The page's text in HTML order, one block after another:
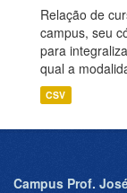
Relação de
campus, seu
para
qual a
CSV
Campus Prof.